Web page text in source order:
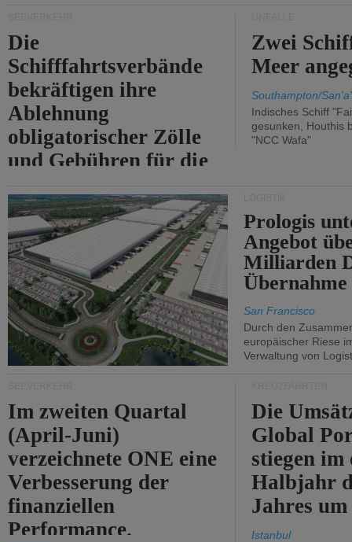
Die
Schifffahrtsverbände
bekräftigen ihre
Ablehnung
obligatorischer Zölle
und Gebühren für die
von Hormuz.
Zwei
Meer
Southampton/
Indisches Schiff
gesunken, Houthis
"NCC Wafa"
Prologis
Angebot
Milliarden
Übernahme
San Francisco
Durch den
europäischer Riese
Verwaltung von
Im zweiten Quartal
(April-Juni)
verzeichnete ONE eine
Verbesserung der
finanziellen
Performance.
Die
Global
stiegen im
Halbjahr
Jahres
Istanbul